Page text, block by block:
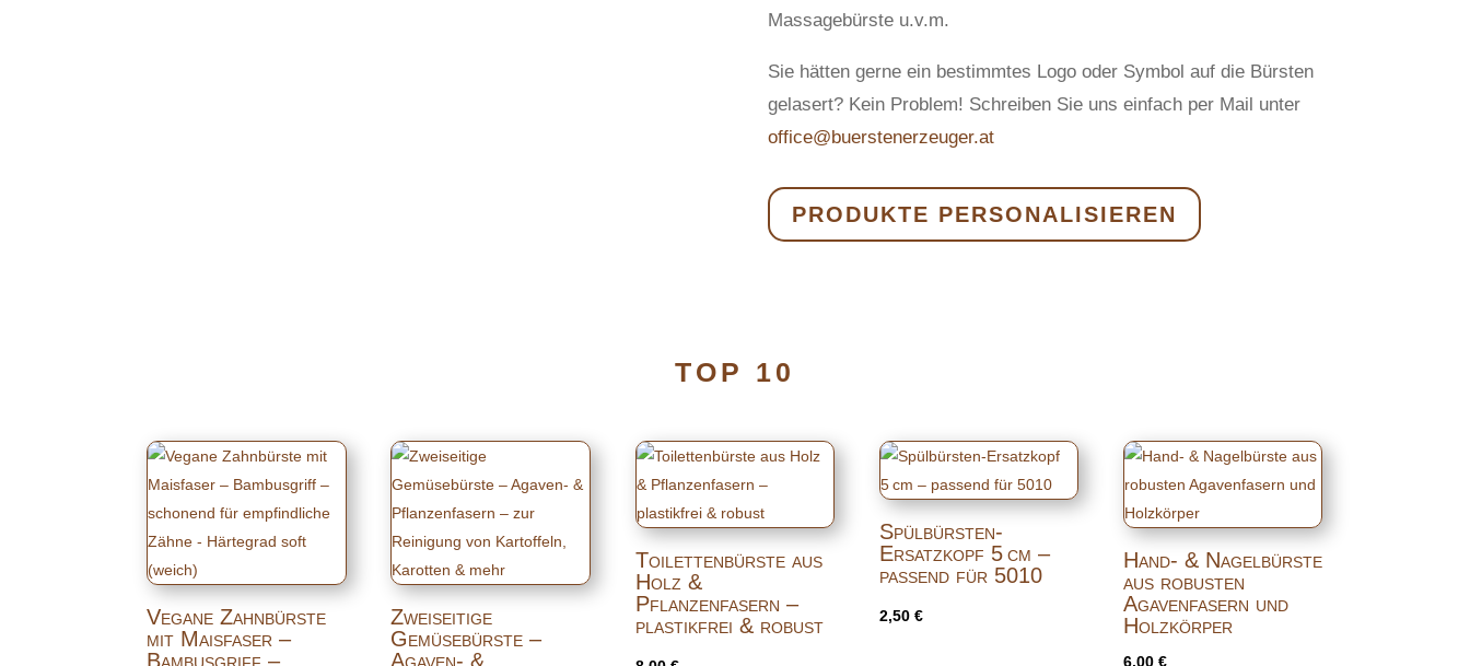
Massagebürste u.v.m.
Sie hätten gerne ein bestimmtes Logo oder Symbol auf die Bürsten
gelasert? Kein Problem! Schreiben Sie uns einfach per Mail unter
office@buerstenerzeuger.at
PRODUKTE PERSONALISIEREN
TOP 10
Vegane Zahnbürste
mit Maisfaser –
Bambusgriff –
Zweiseitige
Gemüsebürste –
Agaven- &
Toilettenbürste aus
Holz &
Pflanzenfasern –
plastikfrei & robust
Spülbürsten-
Ersatzkopf 5 cm –
passend für 5010
2,50 €
Hand- & Nagelbürste
aus robusten
Agavenfasern und
Holzkörper
6,00 €